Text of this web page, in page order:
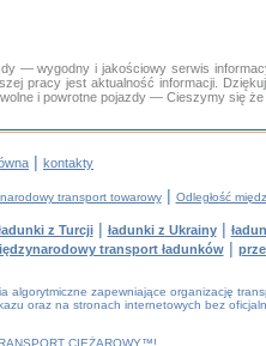
— wygodny i jakościowy serwis
pracy jest aktualność informacji.
i powrotne pojazdy — Cieszymy się
| kontakty
transport towarowy| Odległość
z Turcji| ładunki z Ukrainy|
transport ładunków|
zapewniające organizację
oraz na stronach internetowych bez
CIĘŻAROWY™!